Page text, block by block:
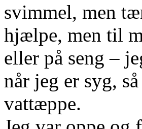
svimmel, men
hjælpe, men til
eller på seng –
når jeg er syg,
vattæppe.